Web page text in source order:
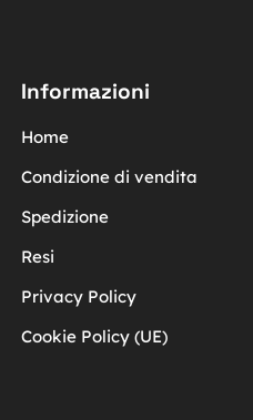
Informazioni
Home
Condizione di vendita
Spedizione
Resi
Privacy Policy
Cookie Policy (UE)